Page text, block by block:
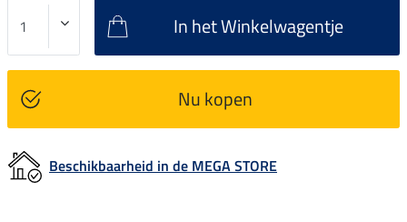
In het Winkelwagentje
Nu kopen
Beschikbaarheid in de MEGA STORE